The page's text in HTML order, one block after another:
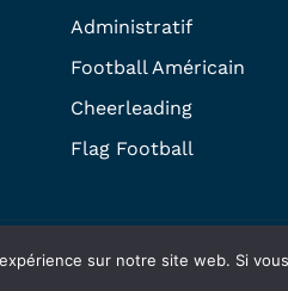
Administratif
Football Américain
Cheerleading
Flag Football
sur notre site web. Si